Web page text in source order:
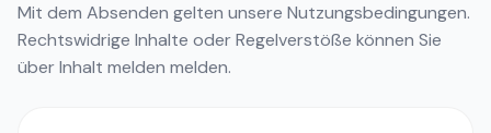
Mit dem Absenden gelten unsere Nutzungsbedingungen.
Rechtswidrige Inhalte oder Regelverstöße können Sie
überInhalt melden melden.